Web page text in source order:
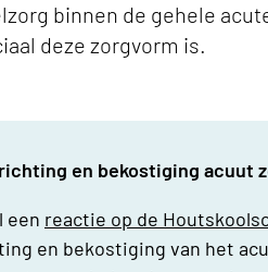
binnen de gehele
deze zorgvorm is.
en bekostiging acuut
een reactie op de
en bekostiging van het